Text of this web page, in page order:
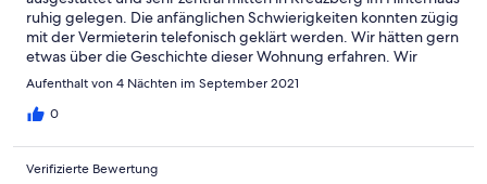
ruhig gelegen. Die anfänglichen Schwierigkeiten konnten zügig
mit der Vermieterin telefonisch geklärt werden. Wir hätten gern
etwas über die Geschichte dieser Wohnung erfahren. Wir
kommen gerne wieder 😃
Aufenthalt von 4 Nächten im September 2021
0
Verifizierte Bewertung